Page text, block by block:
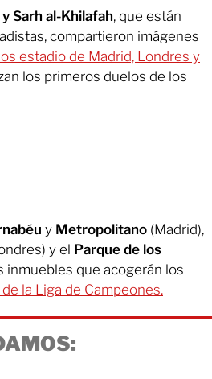
Sarh al-Khilafah, que están
compartieron imágenes
estadio de Madrid, Londres y
los primeros duelos de los
y Metropolitano (Madrid),
y el Parque de los
inmuebles que acogerán los
la Liga de Campeones.